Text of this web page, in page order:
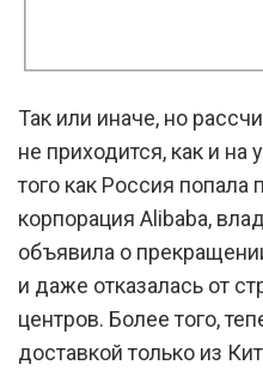
Так или иначе, но
не приходится, как и
того как Россия попала
корпорация Alibaba,
объявила о
и даже отказалась от
центров. Более того,
доставкой только из